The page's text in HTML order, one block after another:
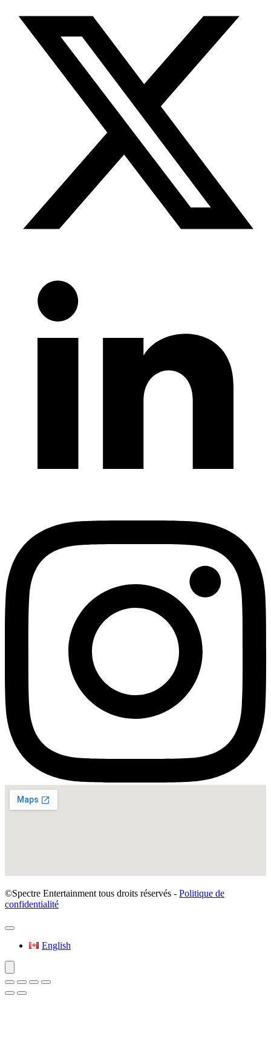
©Spectre Entertainment tous droits réservés - Politique de
confidentialité
English